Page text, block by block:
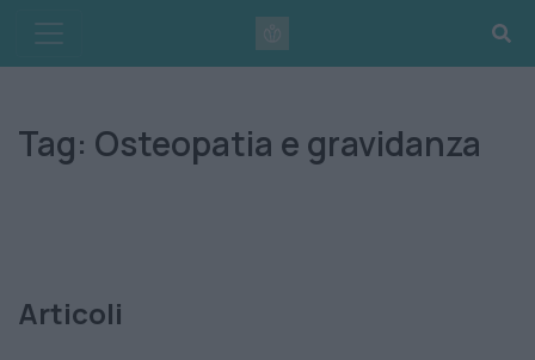
content
Tag: Osteopatia e gravidanza
Articoli